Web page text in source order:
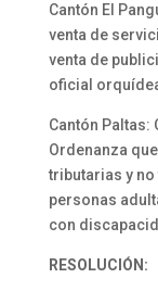
Cantón El
venta de
venta de
oficial
Cantón
Ordenanza
tributarias y
personas
con
RESOLUCIÓN: